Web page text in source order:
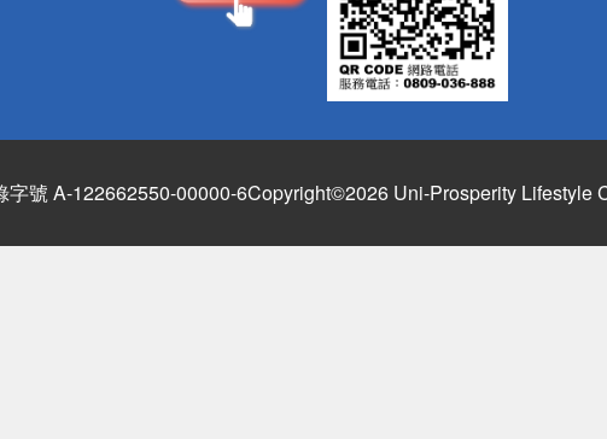
字號 A-122662550-00000-6Copyright©2026 Uni-Prosperity Lifestyle